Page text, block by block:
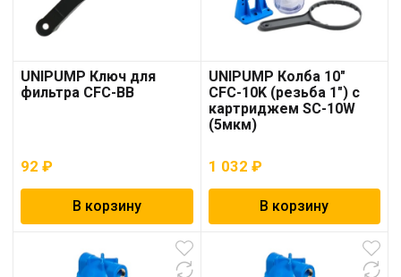
UNIPUMP Ключ для
фильтра CFC-BB
92 ₽
В корзину
UNIPUMP Колба 10″
CFC-10K (резьба 1″) с
картриджем SC-10W
(5мкм)
1 032 ₽
В корзину